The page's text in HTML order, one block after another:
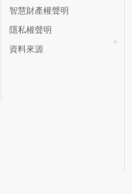
智慧財產權聲明
隱私權聲明
資料來源